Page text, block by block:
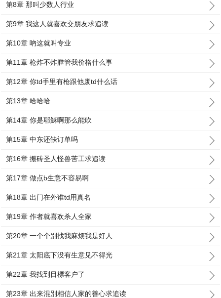
第8章 那叫少数人行业
第9章 我这人就喜欢交朋友求追读
第10章 吶这就叫专业
第11章 枪炸不炸膛管我价格什么事
第12章 你td手里有枪跟他废td什么话
第13章 哈哈哈
第14章 你是耶穌啊那么能吹
第15章 中东还缺订单吗
第16章 搬砖圣人怪兽苦工求追读
第17章 做点b生意不容易啊
第18章 出门在外谁td用真名
第19章 作者就喜欢杀人全家
第20章 一个个別找我麻烦我是好人
第21章 太阳底下没有生意见不得光
第22章 我找到目標客户了
第23章 出来混別相信人家的善心求追读